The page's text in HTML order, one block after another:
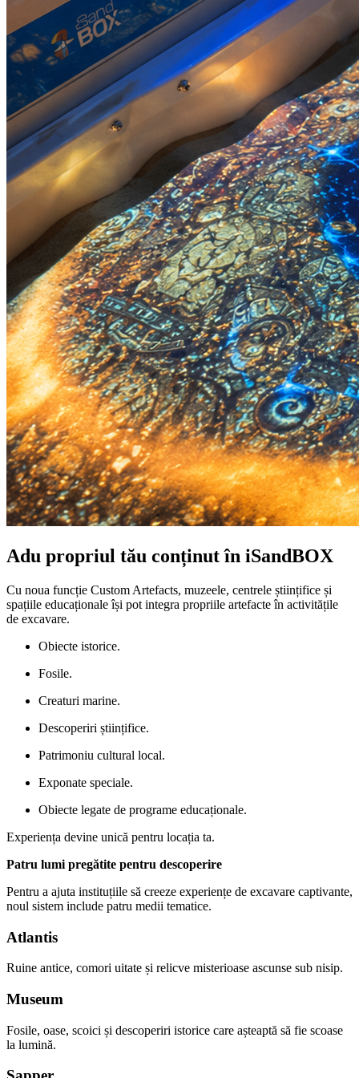
Adu propriul tău conținut în iSandBOX
Cu noua funcție Custom Artefacts, muzeele, centrele științifice și
spațiile educaționale își pot integra propriile artefacte în activitățile
de excavare.
Obiecte istorice.
Fosile.
Creaturi marine.
Descoperiri științifice.
Patrimoniu cultural local.
Exponate speciale.
Obiecte legate de programe educaționale.
Experiența devine unică pentru locația ta.
Patru lumi pregătite pentru descoperire
Pentru a ajuta instituțiile să creeze experiențe de excavare captivante,
noul sistem include patru medii tematice.
Atlantis
Ruine antice, comori uitate și relicve misterioase ascunse sub nisip.
Museum
Fosile, oase, scoici și descoperiri istorice care așteaptă să fie scoase
la lumină.